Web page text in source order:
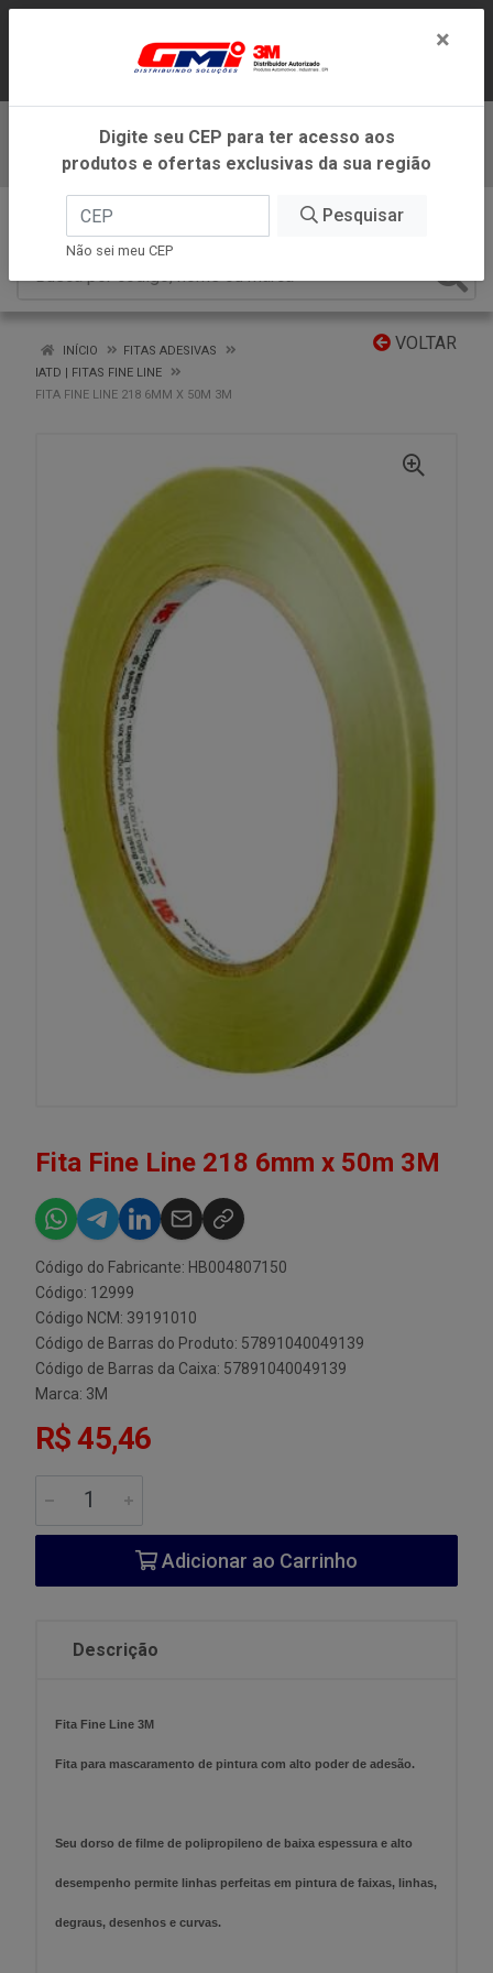
ATENDIMENTO DENTRO DO ESTADO DE
MINAS GERAIS.
Baixe já nosso APP
VOLTAR
INÍCIO
FITAS ADESIVAS
IATD | FITAS FINE LINE
FITA FINE LINE 218 6MM X 50M 3M
Fita Fine Line 218 6mm x 50m 3M
Código do Fabricante: HB004807150
Código: 12999
Código NCM: 39191010
Código de Barras do Produto: 57891040049139
Código de Barras da Caixa: 57891040049139
Marca: 3M
R$ 45,46
Adicionar ao Carrinho
Descrição
Fita Fine Line 3M
Fita para mascaramento de pintura com alto poder de adesão.
Seu dorso de filme de polipropileno de baixa espessura e alto
desempenho permite linhas perfeitas em pintura de faixas, linhas,
degraus, desenhos e curvas.
×
Digite seu CEP para ter acesso aos
produtos e ofertas exclusivas da sua região
Pesquisar
Não sei meu CEP